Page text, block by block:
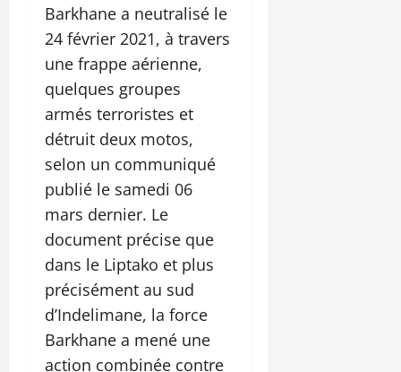
Barkhane a neutralisé le
24 février 2021, à travers
une frappe aérienne,
quelques groupes
armés terroristes et
détruit deux motos,
selon un communiqué
publié le samedi 06
mars dernier. Le
document précise que
dans le Liptako et plus
précisément au sud
d’Indelimane, la force
Barkhane a mené une
action combinée contre